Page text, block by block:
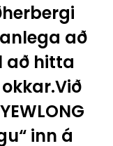
að
að hitta
inn á